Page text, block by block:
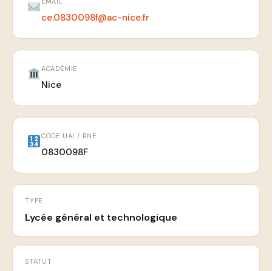
ce.0830098f@ac-nice.fr
ACADÉMIE
Nice
CODE UAI / RNE
0830098F
TYPE
Lycée général et technologique
STATUT